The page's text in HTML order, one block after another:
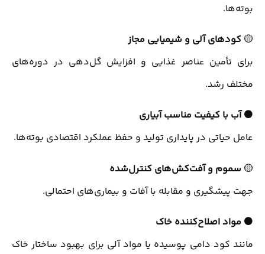
بوته‌ها.
🟡 کودهای آلی و شیمیایی مجاز
برای تأمین عناصر غذایی و افزایش گل‌دهی در دوره‌های
مختلف رشد.
⚫آب با کیفیت مناسب آبیاری
عامل حیاتی در پایداری تولید و حفظ عملکرد اقتصادی بوته‌ها.
🟡 سموم و آفت‌کش‌های کنترل‌شده
جهت پیشگیری و مقابله با آفات و بیماری‌های احتمالی.
⚫ مواد اصلاح‌کننده خاک
مانند کود دامی پوسیده یا مواد آلی برای بهبود ساختار خاک